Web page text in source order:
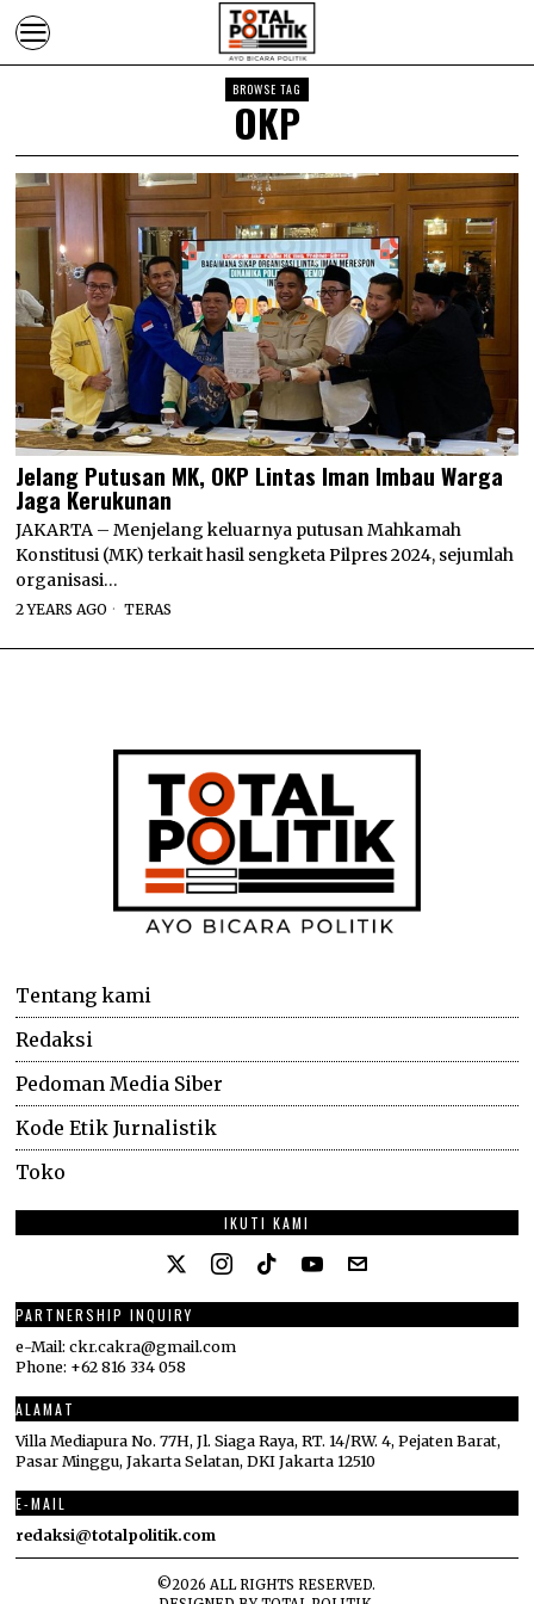
BROWSE TAG
OKP
Jelang Putusan MK, OKP Lintas Iman Imbau Warga
Jaga Kerukunan
JAKARTA – Menjelang keluarnya putusan Mahkamah
Konstitusi (MK) terkait hasil sengketa Pilpres 2024, sejumlah
organisasi…
2 YEARS AGO TERAS
Tentang kami
Redaksi
Pedoman Media Siber
Kode Etik Jurnalistik
Toko
IKUTI KAMI
PARTNERSHIP INQUIRY
e-Mail: ckr.cakra@gmail.com
Phone: +62 816 334 058
ALAMAT
Villa Mediapura No. 77H, Jl. Siaga Raya, RT. 14/RW. 4, Pejaten Barat,
Pasar Minggu, Jakarta Selatan, DKI Jakarta 12510
E-MAIL
redaksi@totalpolitik.com
©2026 ALL RIGHTS RESERVED.